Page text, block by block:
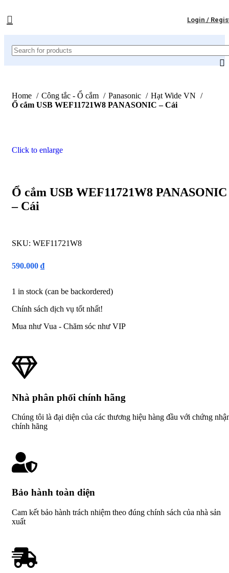
Login /
Home Công tắc - Ổ cắm Panasonic
Hạt Wide VN
Ổ cắm USB WEF11721W8 PANASONIC – Cái
Click to enlarge
Ổ cắm USB WEF11721W8 PANASONIC
– Cái
SKU: WEF11721W8
590.000 ₫
1 in stock (can be backordered)
Chính sách dịch vụ tốt nhất!
Mua như Vua - Chăm sóc như VIP
Nhà phân phối chính hãng
Chúng tôi là đại diện của các thương hiệu hàng đầu với chứng
chính hãng
Bảo hành toàn diện
Cam kết bảo hành trách nhiệm theo đúng chính sách của nhà sản
xuất